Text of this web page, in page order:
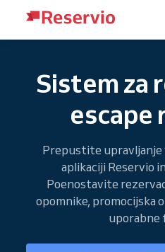
Sistem za
escape
Prepustite upravljanje
aplikaciji Reservio
Poenostavite
opomnike, promocijska
uporabne